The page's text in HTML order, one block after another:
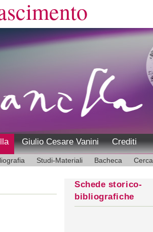
Giulio Cesare Vanini Crediti
Studi-Materiali Bacheca Cerca
Schede storico-
bibliografiche